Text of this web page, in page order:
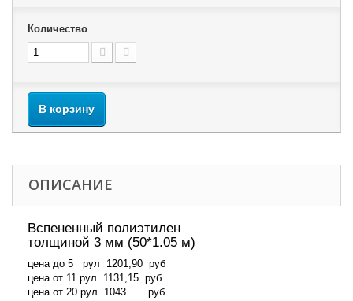
Количество
В корзину
ОПИСАНИЕ
Вспененный полиэтилен
толщиной 3 мм (50*1.05 м)
цена до 5 рул 1201,90 руб
цена от 11 рул 1131,15 руб
цена от 20 рул 1043 руб